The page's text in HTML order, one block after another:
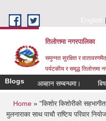
English
तिलोत्तमा नगरपालिका
समुन्नत सुरक्षित र
पर्यटकीय र समृद्ध तिलाेत्तमा
Blogsआब्हान सम्बन्धमा।
You are here
Home » "किशाेर किशाेरीकाे
मुलनाराका साथ पाचाै राष्टिय परिवार